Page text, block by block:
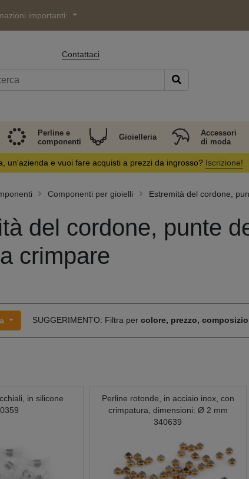
importanti:
Contattaci
Perline e
componenti
Gioielleria
Accessori
di moda
un'azienda e vuoi fare acquisti a prezzi da ingrosso? Iscrizione!
Componenti per gioielli Estremità del cordone,
del cordone, punte
crimpare
SUGGERIMENTO: Filtra per colore, prezzo,
in silicone
Perline rotonde, in acciaio inox, con
crimpatura, dimensioni: Ø 2 mm
340639